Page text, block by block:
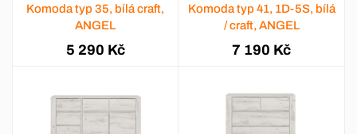
Komoda typ 35, bílá craft,
ANGEL
5 290 Kč
Komoda typ 41, 1D-5S, bílá
/ craft, ANGEL
7 190 Kč